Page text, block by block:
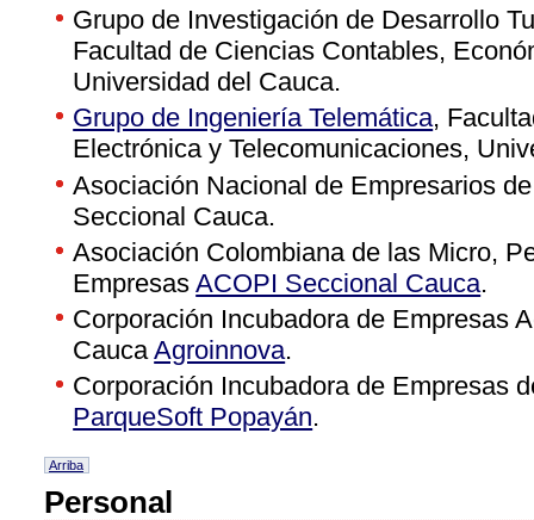
Grupo de Investigación de Desarrollo
Facultad de Ciencias Contables,
Universidad del Cauca.
Grupo de Ingeniería Telemática,
Electrónica y Telecomunicaciones,
Asociación Nacional de Empresarios
Seccional Cauca.
Asociación Colombiana de las Micro,
EmpresasACOPI Seccional Cauca.
Corporación Incubadora de Empresas
CaucaAgroinnova.
Corporación Incubadora de Empresas
ParqueSoft Popayán.
Arriba
Personal